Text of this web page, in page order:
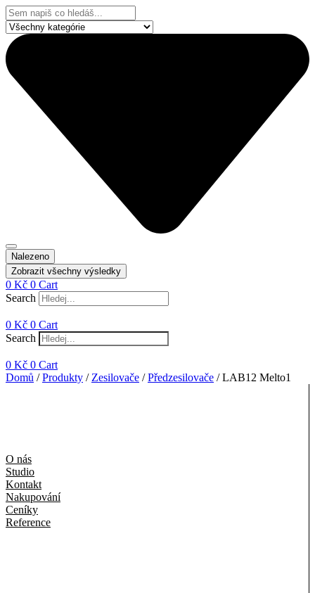
Přejít
k
obsahu
Search
...
Nalezeno
Zobrazit všechny výsledky
0 Kč 0 Cart
Search
0 Kč 0 Cart
Search
0 Kč 0 Cart
Domů /Produkty / Zesilovače /Předzesilovače / LAB12 Melto1
O nás
Studio
Kontakt
Nakupování
Ceníky
Reference